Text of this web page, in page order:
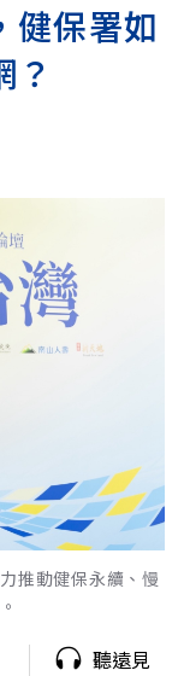
健保署如
推動健保永續、慢
聽遠見